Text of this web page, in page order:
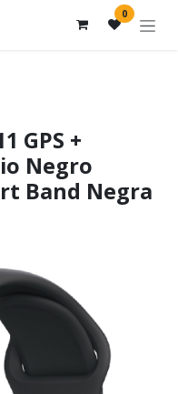
0
GPS +
Negro
Band Negra